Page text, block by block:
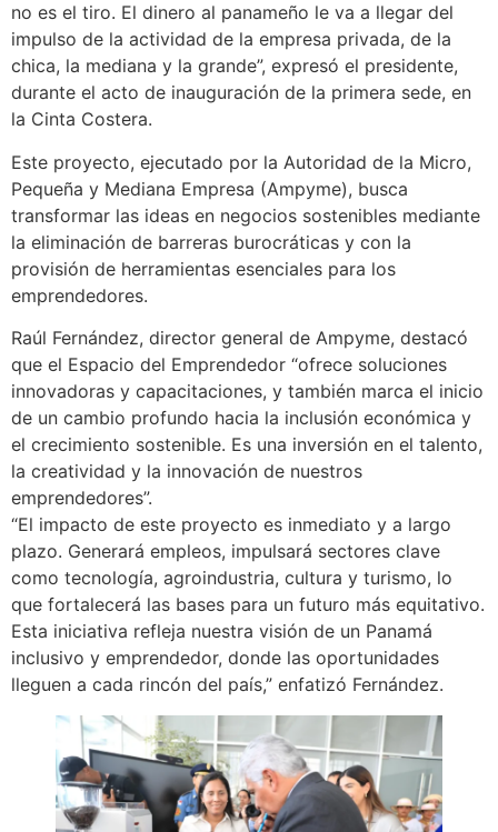
no es el tiro. El dinero al panameño le va a llegar del
impulso de la actividad de la empresa privada, de la
chica, la mediana y la grande”, expresó el presidente,
durante el acto de inauguración de la primera sede, en
la Cinta Costera.
Este proyecto, ejecutado por la Autoridad de la Micro,
Pequeña y Mediana Empresa (Ampyme), busca
transformar las ideas en negocios sostenibles mediante
la eliminación de barreras burocráticas y con la
provisión de herramientas esenciales para los
emprendedores.
Raúl Fernández, director general de Ampyme, destacó
que el Espacio del Emprendedor “ofrece soluciones
innovadoras y capacitaciones, y también marca el inicio
de un cambio profundo hacia la inclusión económica y
el crecimiento sostenible. Es una inversión en el talento,
la creatividad y la innovación de nuestros
emprendedores”.
“El impacto de este proyecto es inmediato y a largo
plazo. Generará empleos, impulsará sectores clave
como tecnología, agroindustria, cultura y turismo, lo
que fortalecerá las bases para un futuro más equitativo.
Esta iniciativa refleja nuestra visión de un Panamá
inclusivo y emprendedor, donde las oportunidades
lleguen a cada rincón del país,” enfatizó Fernández.